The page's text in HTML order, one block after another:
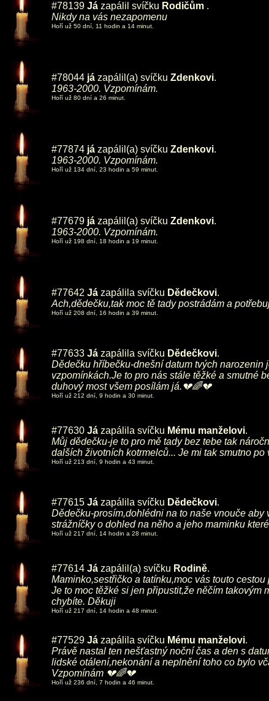
#78139 Já zapálil svíčku Rodičům .
Nikdy na vás nezapomenu
Hoří už 50 dní, 11 hodin a 14 minut.
#78044 já zapálil(a) svíčku Zdenkovi.
1963-2000. Vzpomínám.
Hoří už 80 dní a 26 minut.
#77874 já zapálil(a) svíčku Zdenkovi.
1963-2000. Vzpomínám.
Hoří už 134 dní, 23 hodin a 59 minut.
#77679 já zapálil(a) svíčku Zdenkovi.
1963-2000. Vzpomínám.
Hoří už 198 dní, 18 hodin a 19 minut.
#77642 Já zapálila svíčku Dědečkovi.
Ach,dědečku,tak moc tě tady postrádám a
Hoří už 208 dní, 16 hodin a 39 minut.
#77633 Já zapálila svíčku Dědečkovi.
Dědečku hříbečku-dnešní datum tvých narozenin
vzpomínkách.Je to pro nás stále těžké a smutné
duhový most všem posílám já.💔🌈💔
Hoří už 212 dní, 9 hodin a 30 minut.
#77630 Já zapálila svíčku Mému manželovi.
Můj dědečku-je to pro mě tady bez tebe tak
dalších životních kotrmelců... Je mi tak smutno
Hoří už 213 dní, 9 hodin a 43 minut.
#77615 Já zapálila svíčku Dědečkovi.
Dědečku-prosím,dohlédni na to naše vnouče
strážníčky o dohled na něho a jeho maminku
Hoří už 217 dní, 14 hodin a 28 minut.
#77614 Já zapálil(a) svíčku Rodině.
Maminko,sestřičko a tatínku,moc vás touto
Je to moc těžké si jen připustit,že něčím takovým
chybíte. Děkuji
Hoří už 217 dní, 14 hodin a 48 minut.
#77529 Já zapálila svíčku Mému manželovi.
Právě nastal ten nešťastný noční čas a den s
lidské otálení,nekonání a neplnění toho co bylo
Vzpomínám 💔🌈💔
Hoří už 236 dní, 7 hodin a 46 minut.